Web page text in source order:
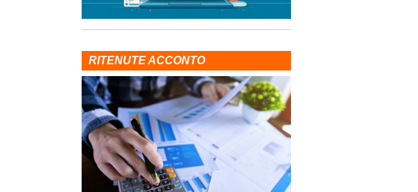
RITENUTE ACCONTO